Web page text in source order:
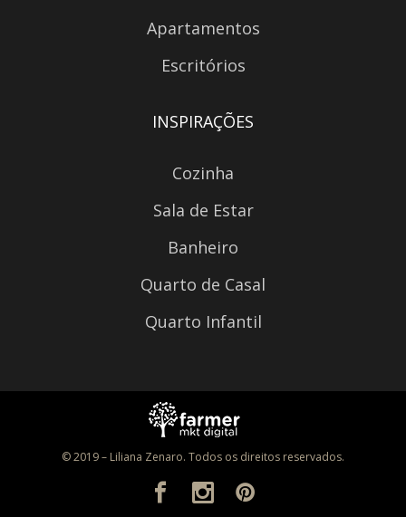
Apartamentos
Escritórios
INSPIRAÇÕES
Cozinha
Sala de Estar
Banheiro
Quarto de Casal
Quarto Infantil
© 2019 – Liliana Zenaro. Todos os direitos reservados.